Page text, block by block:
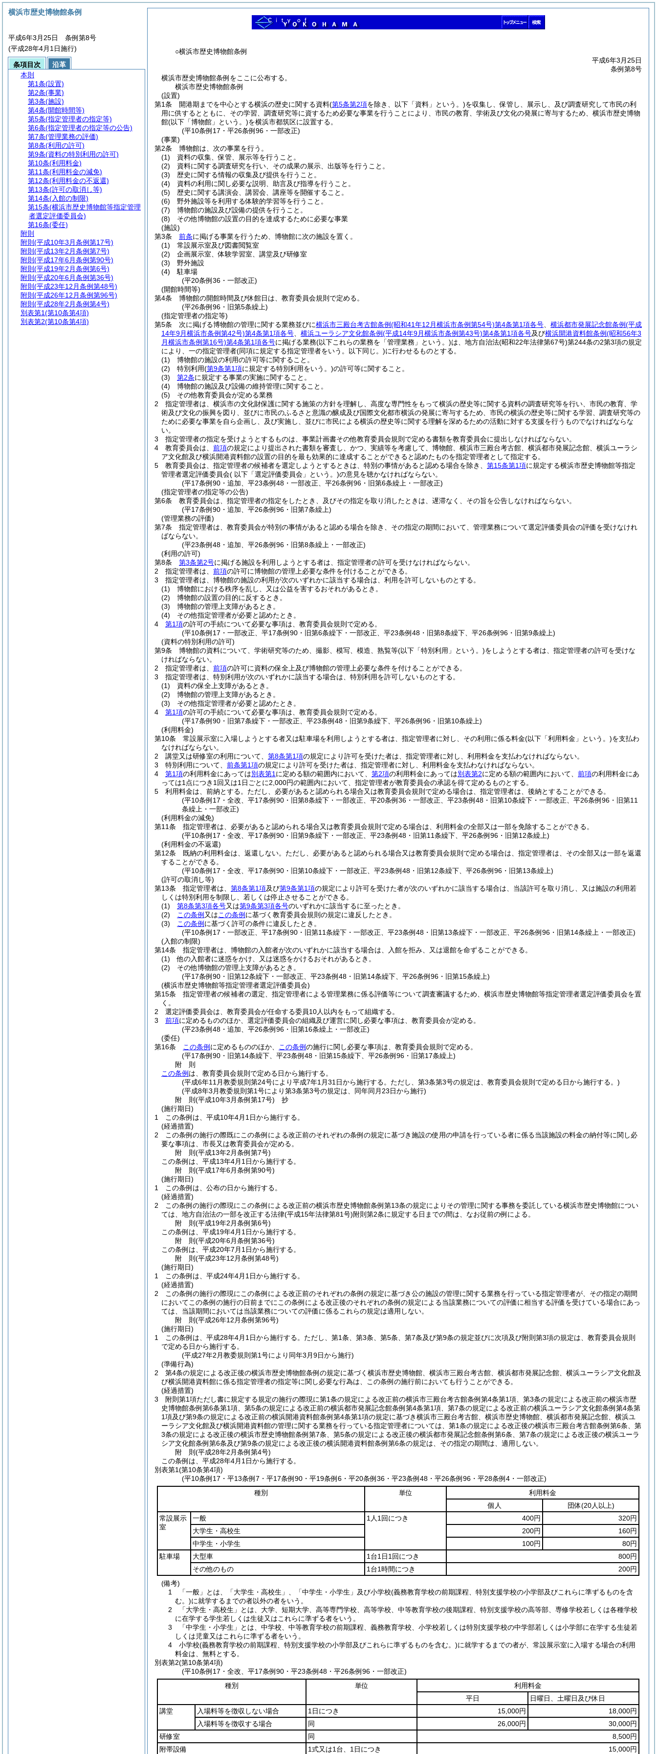
○横浜市歴史博物館条例
平成6年3月25日
条例第8号
横浜市歴史博物館条例をここに公布する。
横浜市歴史博物館条例
(設置)
第1条
開港期までを中心とする横浜の歴史に関する資料(第5条第2項を除き、以下「資料」という。)を収集し、保管し、展示し、及び調査研究して市民の利
用に供するとともに、その学習、調査研究等に資するため必要な事業を行うことにより、市民の教育、学術及び文化の発展に寄与するため、横浜市歴史博物
館(以下「博物館」という。)を横浜市都筑区に設置する。
(平10条例17・平26条例96・一部改正)
(事業)
第2条
博物館は、次の事業を行う。
(1)
資料の収集、保管、展示等を行うこと。
(2)
資料に関する調査研究を行い、その成果の展示、出版等を行うこと。
(3)
歴史に関する情報の収集及び提供を行うこと。
(4)
資料の利用に関し必要な説明、助言及び指導を行うこと。
(5)
歴史に関する講演会、講習会、講座等を開催すること。
(6)
野外施設等を利用する体験的学習等を行うこと。
(7)
博物館の施設及び設備の提供を行うこと。
(8)
その他博物館の設置の目的を達成するために必要な事業
(施設)
第3条
前条に掲げる事業を行うため、博物館に次の施設を置く。
(1)
常設展示室及び図書閲覧室
(2)
企画展示室、体験学習室、講堂及び研修室
(3)
野外施設
(4)
駐車場
(平20条例36・一部改正)
(開館時間等)
第4条
博物館の開館時間及び休館日は、教育委員会規則で定める。
(平26条例96・旧第5条繰上)
(指定管理者の指定等)
第5条
次に掲げる博物館の管理に関する業務並びに横浜市三殿台考古館条例(昭和41年12月横浜市条例第54号)第4条第1項各号 横浜都市発展記念館条例(平成
14年9月横浜市条例第42号)第4条第1項各号 横浜ユーラシア文化館条例(平成14年9月横浜市条例第43号)第4条第1項各号及び横浜開港資料館条例(昭和56年3
月横浜市条例第16号)第4条第1項各号に掲げる業務(以下これらの業務を「管理業務」という。)は、地方自治法(昭和22年法律第67号)第244条の2第3項の規定
により、一の指定管理者(同項に規定する指定管理者をいう。以下同じ。)に行わせるものとする。
(1)
博物館の施設の利用の許可等に関すること。
(2)
特別利用(第9条第1項に規定する特別利用をいう。)の許可等に関すること。
(3)
第2条に規定する事業の実施に関すること。
(4)
博物館の施設及び設備の維持管理に関すること。
(5)
その他教育委員会が定める業務
2
指定管理者は、横浜市の文化財保護に関する施策の方針を理解し、高度な専門性をもって横浜の歴史等に関する資料の調査研究等を行い、市民の教育、学
術及び文化の振興を図り、並びに市民のふるさと意識の醸成及び国際文化都市横浜の発展に寄与するため、市民の横浜の歴史等に関する学習、調査研究等の
ために必要な事業を自ら企画し、及び実施し、並びに市民による横浜の歴史等に関する理解を深めるための活動に対する支援を行うものでなければならな
い。
3
指定管理者の指定を受けようとするものは、事業計画書その他教育委員会規則で定める書類を教育委員会に提出しなければならない。
4
教育委員会は、 前項の規定により提出された書類を審査し、かつ、実績等を考慮して、博物館、横浜市三殿台考古館、横浜都市発展記念館、横浜ユーラシ
ア文化館及び横浜開港資料館の設置の目的を最も効果的に達成することができると認めたものを指定管理者として指定する。
5
教育委員会は、指定管理者の候補者を選定しようとするときは、特別の事情があると認める場合を除き、 第15条第1項に規定する横浜市歴史博物館等指定
管理者選定評価委員会( 以下「選定評価委員会」という。)の意見を聴かなければならない。
(平17条例90・追加、平23条例48・一部改正、平26条例96・旧第6条繰上・一部改正)
(指定管理者の指定等の公告)
第6条
教育委員会は、指定管理者の指定をしたとき、及びその指定を取り消したときは、遅滞なく、その旨を公告しなければならない。
(平17条例90・追加、平26条例96・旧第7条繰上)
(管理業務の評価)
第7条
指定管理者は、教育委員会が特別の事情があると認める場合を除き、その指定の期間において、管理業務について選定評価委員会の評価を受けなけれ
ばならない。
(平23条例48・追加、平26条例96・旧第8条繰上・一部改正)
(利用の許可)
第8条
第3条第2号に掲げる施設を利用しようとする者は、指定管理者の許可を受けなければならない。
2
指定管理者は、 前項の許可に博物館の管理上必要な条件を付けることができる。
3
指定管理者は、博物館の施設の利用が次のいずれかに該当する場合は、利用を許可しないものとする。
(1)
博物館における秩序を乱し、又は公益を害するおそれがあるとき。
(2)
博物館の設置の目的に反するとき。
(3)
博物館の管理上支障があるとき。
(4)
その他指定管理者が必要と認めたとき。
4
第1項の許可の手続について必要な事項は、教育委員会規則で定める。
(平10条例17・一部改正、平17条例90・旧第6条繰下・一部改正、平23条例48・旧第8条繰下、平26条例96・旧第9条繰上)
(資料の特別利用の許可)
第9条
博物館の資料について、学術研究等のため、撮影、模写、模造、熟覧等(以下「特別利用」という。)をしようとする者は、指定管理者の許可を受けな
ければならない。
2
指定管理者は、 前項の許可に資料の保全上及び博物館の管理上必要な条件を付けることができる。
3
指定管理者は、特別利用が次のいずれかに該当する場合は、特別利用を許可しないものとする。
(1)
資料の保全上支障があるとき。
(2)
博物館の管理上支障があるとき。
(3)
その他指定管理者が必要と認めたとき。
4
第1項の許可の手続について必要な事項は、教育委員会規則で定める。
(平17条例90・旧第7条繰下・一部改正、平23条例48・旧第9条繰下、平26条例96・旧第10条繰上)
(利用料金)
第10条
常設展示室に入場しようとする者又は駐車場を利用しようとする者は、指定管理者に対し、その利用に係る料金(以下「利用料金」という。)を支払わ
なければならない。
2
講堂又は研修室の利用について、 第8条第1項の規定により許可を受けた者は、指定管理者に対し、利用料金を支払わなければならない。
3
特別利用について、 前条第1項の規定により許可を受けた者は、指定管理者に対し、利用料金を支払わなければならない。
4
第1項の利用料金にあっては別表第1 に定める額の範囲内において、 第2項の利用料金にあっては別表第2に定める額の範囲内において、 前項の利用料金にあ
っては1点につき1回又は1日ごとに2,000円の範囲内において、指定管理者が教育委員会の承認を得て定めるものとする。
5
利用料金は、前納とする。 ただし、必要があると認められる場合又は教育委員会規則で定める場合は、指定管理者は、後納とすることができる。
(平10条例17・全改、平17条例90・旧第8条繰下・一部改正、平20条例36・一部改正、平23条例48・旧第10条繰下・一部改正、平26条例96・旧第11
条繰上・一部改正)
(利用料金の減免)
第11条
指定管理者は、必要があると認められる場合又は教育委員会規則で定める場合は、利用料金の全部又は一部を免除することができる。
(平10条例17・全改、平17条例90・旧第9条繰下・一部改正、平23条例48・旧第11条繰下、平26条例96・旧第12条繰上)
(利用料金の不返還)
第12条
既納の利用料金は、返還しない。 ただし、必要があると認められる場合又は教育委員会規則で定める場合は、指定管理者は、その全部又は一部を返還
することができる。
(平10条例17・全改、平17条例90・旧第10条繰下・一部改正、平23条例48・旧第12条繰下、平26条例96・旧第13条繰上)
(許可の取消し等)
第13条
指定管理者は、 第8条第1項及び第9条第1項の規定により許可を受けた者が次のいずれかに該当する場合は、当該許可を取り消し、又は施設の利用若
しくは特別利用を制限し、若しくは停止させることができる。
(1)
第8条第3項各号又は第9条第3項各号のいずれかに該当するに至ったとき。
(2)
この条例 又はこの条例 に基づく教育委員会規則の規定に違反したとき。
(3)
この条例 に基づく許可の条件に違反したとき。
(平10条例17・一部改正、平17条例90・旧第11条繰下・一部改正、平23条例48・旧第13条繰下・一部改正、平26条例96・旧第14条繰上・一部改正)
(入館の制限)
第14条
指定管理者は、博物館の入館者が次のいずれかに該当する場合は、入館を拒み、又は退館を命ずることができる。
(1)
他の入館者に迷惑をかけ、又は迷惑をかけるおそれがあるとき。
(2)
その他博物館の管理上支障があるとき。
(平17条例90・旧第12条繰下・一部改正、平23条例48・旧第14条繰下、平26条例96・旧第15条繰上)
(横浜市歴史博物館等指定管理者選定評価委員会)
第15条
指定管理者の候補者の選定、指定管理者による管理業務に係る評価等について調査審議するため、横浜市歴史博物館等指定管理者選定評価委員会を置
く。
2
選定評価委員会は、教育委員会が任命する委員10人以内をもって組織する。
3
前項に定めるもののほか、選定評価委員会の組織及び運営に関し必要な事項は、教育委員会が定める。
(平23条例48・追加、平26条例96・旧第16条繰上・一部改正)
(委任)
第16条
この条例 に定めるもののほか、 この条例の施行に関し必要な事項は、教育委員会規則で定める。
(平17条例90・旧第14条繰下、平23条例48・旧第15条繰下、平26条例96・旧第17条繰上)
附 則
この条例 は、教育委員会規則で定める日から施行する。
(平成6年11月教委規則第24号により平成7年1月31日から施行する。ただし、第3条第3号の規定は、教育委員会規則で定める日から施行する。)
(平成8年3月教委規則第1号により第3条第3号の規定は、同年同月23日から施行)
附 則(平成10年3月条例第17号) 抄
(施行期日)
1
この条例は、平成10年4月1日から施行する。
(経過措置)
2
この条例の施行の際既にこの条例による改正前のそれぞれの条例の規定に基づき施設の使用の申請を行っている者に係る当該施設の料金の納付等に関し必
要な事項は、市長又は教育委員会が定める。
附 則(平成13年2月条例第7号)
この条例は、平成13年4月1日から施行する。
附 則(平成17年6月条例第90号)
(施行期日)
1
この条例は、公布の日から施行する。
(経過措置)
2
この条例の施行の際現にこの条例による改正前の横浜市歴史博物館条例第13条の規定によりその管理に関する事務を委託している横浜市歴史博物館につい
ては、地方自治法の一部を改正する法律(平成15年法律第81号)附則第2条に規定する日までの間は、なお従前の例による。
附 則(平成19年2月条例第6号)
この条例は、平成19年4月1日から施行する。
附 則(平成20年6月条例第36号)
この条例は、平成20年7月1日から施行する。
附 則(平成23年12月条例第48号)
(施行期日)
1
この条例は、平成24年4月1日から施行する。
(経過措置)
2
この条例の施行の際現にこの条例による改正前のそれぞれの条例の規定に基づき公の施設の管理に関する業務を行っている指定管理者が、その指定の期間
においてこの条例の施行の日前までにこの条例による改正後のそれぞれの条例の規定による当該業務についての評価に相当する評価を受けている場合にあっ
ては、当該期間においては当該業務についての評価に係るこれらの規定は適用しない。
附 則(平成26年12月条例第96号)
(施行期日)
1
この条例は、平成28年4月1日から施行する。 ただし、第1条、第3条、第5条、第7条及び第9条の規定並びに次項及び附則第3項の規定は、教育委員会規則
で定める日から施行する。
(平成27年2月教委規則第1号により同年3月9日から施行)
(準備行為)
2
第4条の規定による改正後の横浜市歴史博物館条例の規定に基づく横浜市歴史博物館、横浜市三殿台考古館、横浜都市発展記念館、横浜ユーラシア文化館及
び横浜開港資料館に係る指定管理者の指定等に関し必要な行為は、この条例の施行前においても行うことができる。
(経過措置)
3
附則第1項ただし書に規定する規定の施行の際現に第1条の規定による改正前の横浜市三殿台考古館条例第4条第1項、第3条の規定による改正前の横浜市歴
史博物館条例第6条第1項、第5条の規定による改正前の横浜都市発展記念館条例第4条第1項、第7条の規定による改正前の横浜ユーラシア文化館条例第4条第
1項及び第9条の規定による改正前の横浜開港資料館条例第4条第1項の規定に基づき横浜市三殿台考古館、横浜市歴史博物館、横浜都市発展記念館、横浜ユ
ーラシア文化館及び横浜開港資料館の管理に関する業務を行っている指定管理者については、第1条の規定による改正後の横浜市三殿台考古館条例第6条、第
3条の規定による改正後の横浜市歴史博物館条例第7条、第5条の規定による改正後の横浜都市発展記念館条例第6条、第7条の規定による改正後の横浜ユーラ
シア文化館条例第6条及び第9条の規定による改正後の横浜開港資料館条例第6条の規定は、その指定の期間は、適用しない。
附 則(平成28年2月条例第4号)
この条例は、平成28年4月1日から施行する。
別表第1(第10条第4項)
(平10条例17・平13条例7・平17条例90・平19条例6・平20条例36・平23条例48・平26条例96・平28条例4・一部改正)
種別
単位
利用料金
個人
団体(20人以上)
常設展示
室
一般 1人1回につき 400円
320円
大学生・高校生
200円
160円
中学生・小学生
100円
80円
駐車場
大型車 1台1日1回につき
800円
その他のもの
1台1時間につき
200円
(備考)
1 「一般」とは、「大学生・高校生」、「中学生・小学生」及び小学校(義務教育学校の前期課程、特別支援学校の小学部及びこれらに準ずるものを含
む。)に就学するまでの者以外の者をいう。
2 「大学生・高校生」とは、大学、短期大学、高等専門学校、高等学校、中等教育学校の後期課程、特別支援学校の高等部、専修学校若しくは各種学校
に在学する学生若しくは生徒又はこれらに準ずる者をいう。
3 「中学生・小学生」とは、中学校、中等教育学校の前期課程、義務教育学校、小学校若しくは特別支援学校の中学部若しくは小学部に在学する生徒若
しくは児童又はこれらに準ずる者をいう。
4 小学校(義務教育学校の前期課程、特別支援学校の小学部及びこれらに準ずるものを含む。)に就学するまでの者が、常設展示室に入場する場合の利用
料金は、無料とする。
別表第2(第10条第4項)
(平10条例17・全改、平17条例90・平23条例48・平26条例96・一部改正)
種別
単位
利用料金
平日
日曜日、土曜日及び休日
講堂
入場料等を徴収しない場合 1日につき 15,000円
18,000円
入場料等を徴収する場合
同 26,000円
30,000円
研修室
同
8,500円
附帯設備
1式又は1台、1日につき 15,000円
横浜市歴史博物館条例
平成6年3月25日 条例第8号
(平成28年4月1日施行)
条項目次
沿革
本則
第1条(設置)
第2条(事業)
第3条(施設)
第4条(開館時間等)
第5条(指定管理者の指定等)
第6条(指定管理者の指定等の公告)
第7条(管理業務の評価)
第8条(利用の許可)
第9条(資料の特別利用の許可)
第10条(利用料金)
第11条(利用料金の減免)
第12条(利用料金の不返還)
第13条(許可の取消し等)
第14条(入館の制限)
第15条(横浜市歴史博物館等指定管理
者選定評価委員会)
第16条(委任)
附則
附則 (平成10年3月条例第17号)
附則 (平成13年2月条例第7号)
附則 (平成17年6月条例第90号)
附則 (平成19年2月条例第6号)
附則 (平成20年6月条例第36号)
附則 (平成23年12月条例第48号)
附則 (平成26年12月条例第96号)
附則 (平成28年2月条例第4号)
別表第1(第10条第4項)
別表第2(第10条第4項)